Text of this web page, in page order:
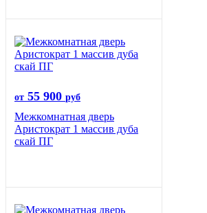
от 55 900 руб
Межкомнатная дверь
Аристократ 1 массив дуба
скай ПГ